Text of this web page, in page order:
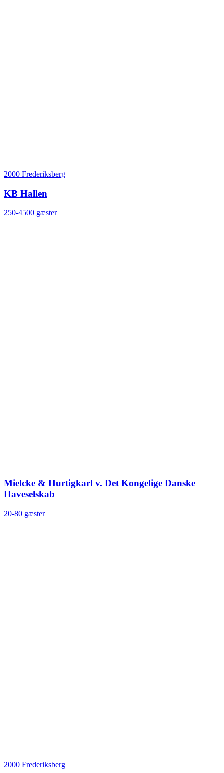
2000 Frederiksberg
KB Hallen
250-4500 gæster
Mielcke & Hurtigkarl v. Det Kongelige Danske
Haveselskab
20-80 gæster
2000 Frederiksberg